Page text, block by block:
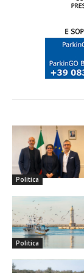
Politica
Politica